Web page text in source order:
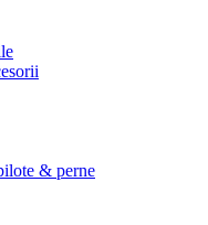
& perne